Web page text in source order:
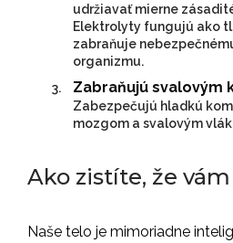
udržiavať mierne
Elektrolyty fungujú ako
zabraňuje
organizmu.
Zabraňujú svalovým
Zabezpečujú hladkú
mozgom a svalovým
Ako zistíte, že
Naše telo je mimoriadne